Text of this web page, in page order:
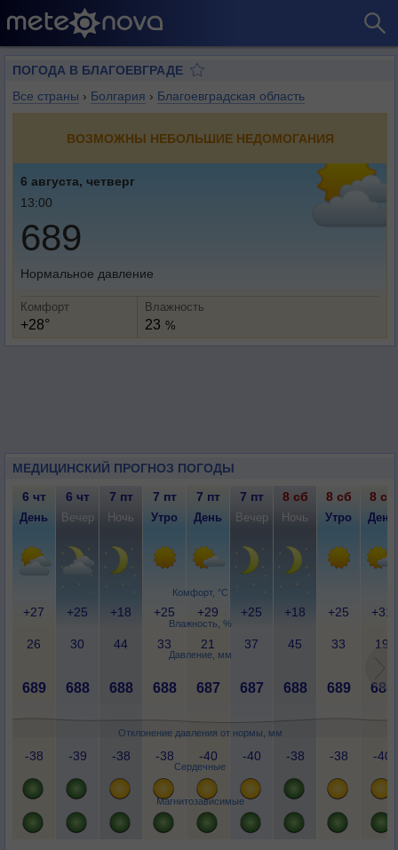
ПОГОДА В БЛАГОЕВГРАДЕ
Все страны › Болгария › Благоевградская область
ВОЗМОЖНЫ НЕБОЛЬШИЕ НЕДОМОГАНИЯ
6 августа, четверг
13:00
689
Нормальное давление
Комфорт
+28°
Влажность
23 %
МЕДИЦИНСКИЙ ПРОГНОЗ ПОГОДЫ
Комфорт, °C
Влажность, %
Давление, мм
Отклонение давления от нормы, мм
Сердечные
Магнитозависимые
6 чт 6 чт 7 пт 7 пт 7 пт 7 пт 8 сб 8 сб 8 сб
День Вечер Ночь Утро День Вечер Ночь Утро День
+27 +25 +18 +25 +29 +25 +18 +25 +31
26 30 44 33 21 37 45 33 19
689 688 688 688 687 687 688 689 688
-38 -39 -38 -38 -40 -40 -38 -38 -40